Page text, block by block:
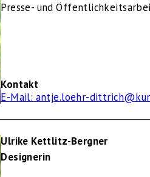
Presse- und
Kontakt
E-Mail: antje.loehr-
Ulrike Kettlitz-Bergner
Designerin